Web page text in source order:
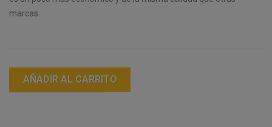
marcas.
AÑADIR AL CARRITO